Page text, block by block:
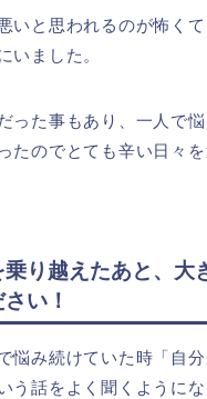
いと思われるのが怖く
いました。
った事もあり、一人で
たのでとても辛い日々
り越えたあと、大
い！
悩み続けていた時「自
う話をよく聞くようにな